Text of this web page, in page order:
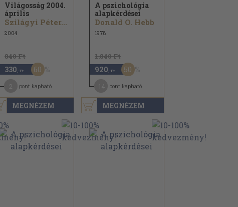
MEGNÉZEM
Világosság 2004.
április
Szilágyi Péter...
2004
840 Ft
330 ,-Ft 60
pont kapható
MEGNÉZEM
A pszichológia
alapkérdései
Donald O. Hebb
1978
1.840 Ft
920 ,-Ft 50
pont kapható